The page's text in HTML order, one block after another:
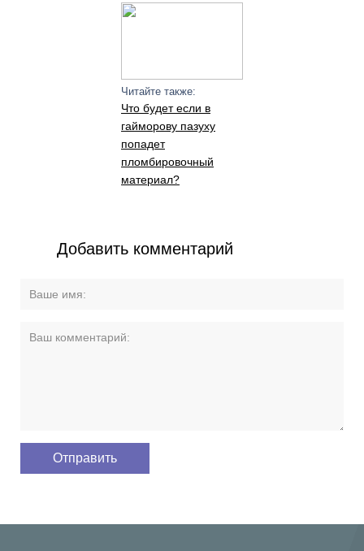
Читайте также:
Что будет если в
гайморову пазуху
попадет
пломбировочный
материал?
Добавить комментарий